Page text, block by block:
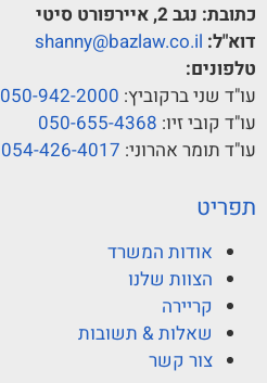
כתובת: נגב 2, איירפורט סיטי
דוא"ל: shanny@bazlaw.co.il
טלפונים:
עו"ד שני ברקוביץ: 050-942-2000
עו"ד קובי זיו: 050-655-4368
עו"ד תומר אהרוני: 054-426-4017
תפריט
אודות המשרד
הצוות שלנו
קריירה
שאלות & תשובות
צור קשר